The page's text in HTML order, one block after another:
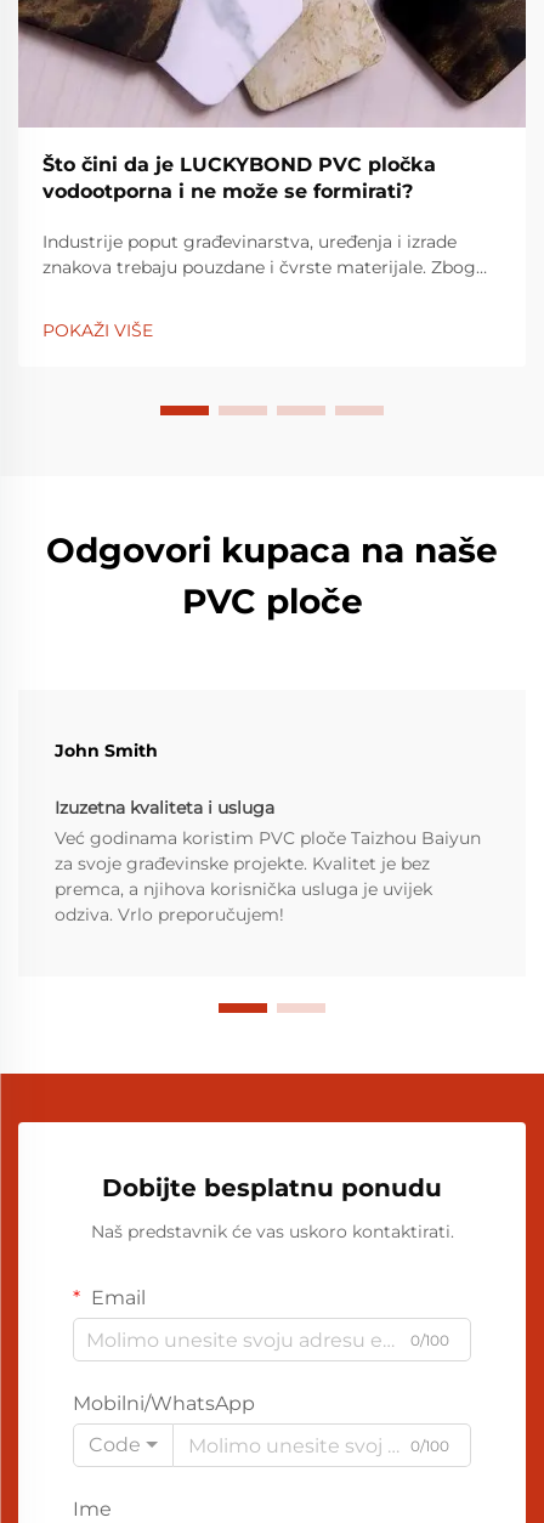
Što čini da je LUCKYBOND PVC pločka
vodootporna i ne može se formirati?
Industrije poput građevinarstva, uređenja i izrade
znakova trebaju pouzdane i čvrste materijale. Zbog
materijal. LuckyBond PVC pločka je izgradila
POKAŽI VIŠE
Odgovori kupaca na naše
PVC ploče
John Smith
Izuzetna kvaliteta i usluga
Već godinama koristim PVC ploče Taizhou Baiyun
za svoje građevinske projekte. Kvalitet je bez
premca, a njihova korisnička usluga je uvijek
odziva. Vrlo preporučujem!
Dobijte besplatnu ponudu
Naš predstavnik će vas uskoro kontaktirati.
Email
0/100
Mobilni/WhatsApp
Code
0/100
Ime